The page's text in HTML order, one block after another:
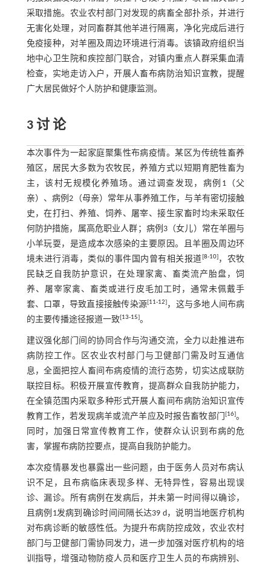
采取措施。农业农村部门对发现的病畜全部扑杀，并进行
无害化处理，对同畜群其他羊进行隔离，净化完成后进行
免疫接种，对羊圈及周边环境进行消毒。该镇政府组织当
地中心卫生院和疾控部门联合，对镇内重点人群采集血清
检查，实地走访入户，开展人畜布病防治知识宣教，提醒
广大居民做好个人防护和健康监测。
3 讨 论
本次事件为一起家庭聚集性布病疫情。某区为传统牲畜养
殖区，居民大多数为农牧民，养殖方式以短期育肥牲畜为
主，该村无规模化养殖场。通过调查发现，病例1（父
亲）、病例2（母亲）常年从事养殖工作，与羊有密切接触
史，在打扫、养殖、饲养、屠宰、接生家畜时均未采取任
何防护措施，属高危职业人群；病例3（女儿）常在羊圈与
小羊玩耍，是造成本次感染的主要原因。且羊圈及周边环
境未进行消毒，类似的事件国内曾有相关报道 [8-10]，农牧
民缺乏自我防护意识，在处理家禽、畜类流产胎盘，饲
养、屠宰家禽、畜类或进行皮毛加工时，通常未佩戴手
套、口罩，导致直接接触传染源[11-12] ，这与多地人间布病
的主要传播途径报道一致[13-15]。
建议强化部门间的协同合作与沟通交流，全力以赴推进布
病防控工作。区农业农村部门与卫健部门需及时互通信
息，全面把控人畜间布病疫情的流行态势，切实达成联防
联控目标。积极开展宣传教育，提高群众自我防护能力，
在全镇范围内采取多种形式开展人畜间布病防治知识宣传
教育工作，若发现病羊或流产羊应及时报告畜牧部门[16]。
同时，加强日常宣传教育工作，使群众认识到布病的危
害，掌握布病防控要点，提高自我防护能力。
本次疫情暴发也暴露出一些问题，由于医务人员对布病认
识不足，且布病临床表现多样、无特异性，容易出现误
诊、漏诊。所有病例在发病后，并未第一时间得以确诊，
且病例1发病到确诊时间间隔长达39 d，说明当地医疗机构
对布病诊断的敏感性低。为提升布病防控成效，农业农村
部门与卫健部门需协同发力，进一步加强对医疗机构的培
训指导，增强动物防疫人员和医疗卫生人员的布病辨别、